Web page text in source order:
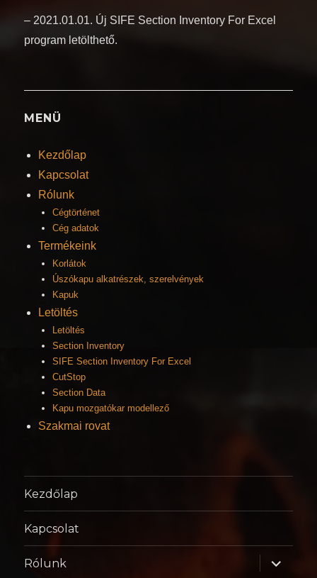
– 2021.01.01. Új SIFE Section Inventory For Excel
program letölthető.
MENÜ
Kezdőlap
Kapcsolat
Rólunk
Cégtörténet
Cég adatok
Termékeink
Korlátok
Úszókapu alkatrészek, szerelvények
Kapuk
Letöltés
Letöltés
Section Inventory
SIFE Section Inventory For Excel
CutStop
Section Data
Kapu mozgatókar modellező
Szakmai rovat
Kezdőlap
Kapcsolat
Rólunk
almenü